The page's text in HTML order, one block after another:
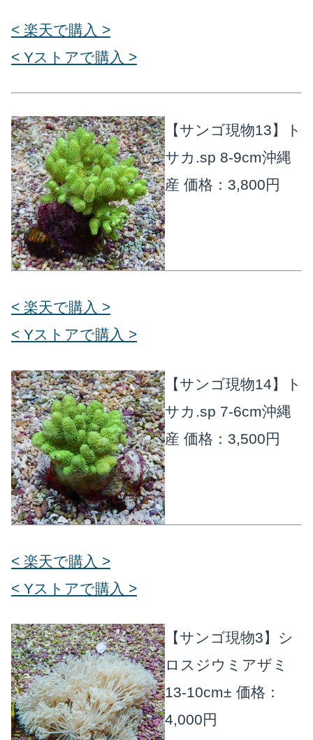
< 楽天で購入 >
< Yストアで購入 >
【サンゴ現物13】ト
サカ.sp 8-9cm沖縄
産 価格：3,800円
< 楽天で購入 >
< Yストアで購入 >
【サンゴ現物14】ト
サカ.sp 7-6cm沖縄
産 価格：3,500円
< 楽天で購入 >
< Yストアで購入 >
【サンゴ現物3】シ
ロスジウミアザミ
13-10cm± 価格：
4,000円